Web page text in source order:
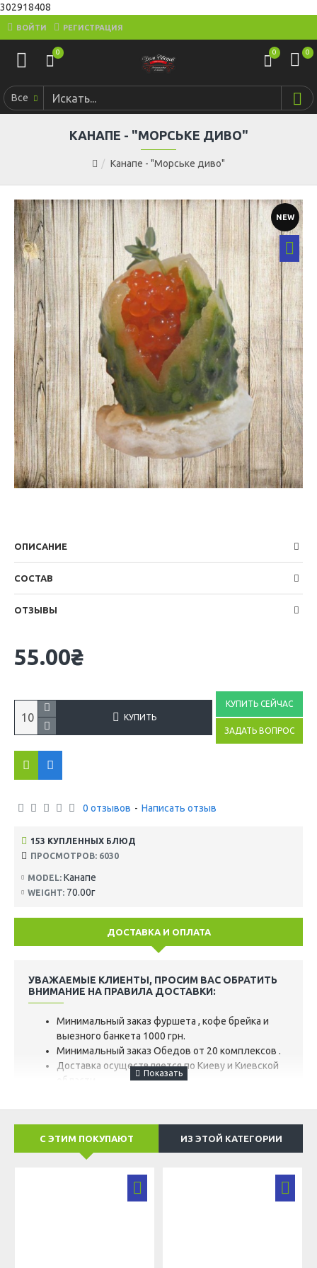
302918408
ВОЙТИ РЕГИСТРАЦИЯ
0 0 0
Все
Канапе - "Морське диво"
КАНАПЕ - "МОРСЬКЕ ДИВО"
NEW
ОПИСАНИЕ
СОСТАВ
ОТЗЫВЫ
MODEL: Канапе
WEIGHT: 70.00г
153 КУПЛЕННЫХ БЛЮД
ПРОСМОТРОВ: 6030
0 отзывов - Написать отзыв
55.00₴
КУПИТЬ
КУПИТЬ СЕЙЧАС
ЗАДАТЬ ВОПРОС
ДОСТАВКА И ОПЛАТА
УВАЖАЕМЫЕ КЛИЕНТЫ, ПРОСИМ ВАС ОБРАТИТЬ
ВНИМАНИЕ НА ПРАВИЛА ДОСТАВКИ:
Минимальный заказ фуршета , кофе брейка и
выезного банкета 1000 грн.
Минимальный заказ Обедов от 20 комплексов .
Доставка осуществляется по Киеву и Киевской
области.
1500 гр – от 150 грн.
При заказе от 1500 грн доставка по Киеву
бесплатна.
Цена доставки по Киевской области, зависит от
ДОСТУПЕН ОДИН ИЗ ДВУХ ВАРИАНТОВ ЗАКАЗА:
С ЭТИМ ПОКУПАЮТ ИЗ ЭТОЙ КАТЕГОРИИ